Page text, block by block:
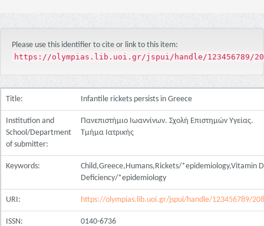
Please use this identifier to cite or link to this item:
https://olympias.lib.uoi.gr/jspui/handle/123456789/
Title: Infantile rickets persists in Greece
Institution and
School/Department
of submitter:
Πανεπιστήμιο Ιωαννίνων. Σχολή Επιστημών Υγείας.
Τμήμα Ιατρικής
Keywords:
Child,Greece,Humans,Rickets/*epidemiology,Vitamin D
Deficiency/*epidemiology
URI: https://olympias.lib.uoi.gr/jspui/handle/123456789/
ISSN: 0140-6736